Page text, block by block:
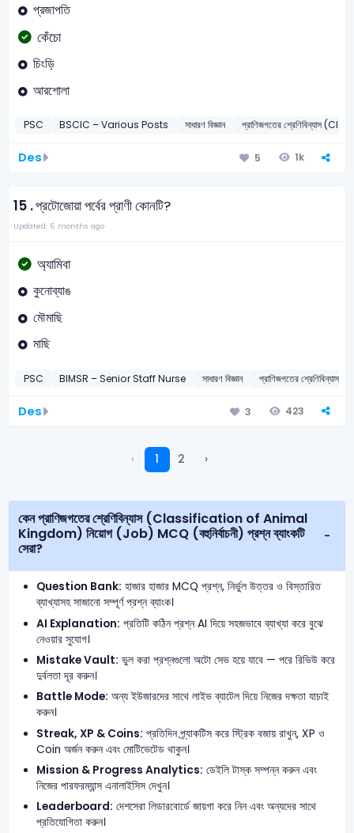
প্রজাপতি
কেঁচো
চিংড়ি
আরশোলা
PSC BSCIC – Various Posts সাধারণ বিজ্ঞান প্রাণিজগতের
Des 5 1k
15 .প্রটোজোয়া পর্বের প্রাণী কোনটি?
Updated: 6 months ago
অ্যামিবা
কুনোব্যাঙ
মৌমাছি
মাছি
PSC BIMSR – Senior Staff Nurse সাধারণ বিজ্ঞান প্রাণিজগতের
Des 3 423
‹ 1 2 ›
কেন প্রাণিজগতের শ্রেণিবিন্যাস (Classification of Animal
Kingdom) নিয়োগ (Job) MCQ (বহুনির্বাচনী) প্রশ্ন ব্যাংকটি
সেরা?
Question Bank: হাজার হাজার MCQ প্রশ্ন, নির্ভুল উত্তর ও বিস্তারিত
ব্যাখ্যাসহ সাজানো সম্পূর্ণ প্রশ্ন ব্যাংক।
AI Explanation: প্রতিটি কঠিন প্রশ্ন AI দিয়ে সহজভাবে ব্যাখ্যা করে বুঝে
নেওয়ার সুযোগ।
Mistake Vault: ভুল করা প্রশ্নগুলো অটো সেভ হয়ে যাবে — পরে রিভিউ করে
দুর্বলতা দূর করুন।
Battle Mode: অন্য ইউজারদের সাথে লাইভ ব্যাটেল দিয়ে নিজের দক্ষতা যাচাই
করুন।
Streak, XP & Coins: প্রতিদিন প্র্যাকটিস করে স্ট্রিক বজায় রাখুন, XP ও
Coin অর্জন করুন এবং মোটিভেটেড থাকুন।
Mission & Progress Analytics: ডেইলি টাস্ক সম্পন্ন করুন এবং
নিজের পারফরম্যান্স এনালাইসিস দেখুন।
Leaderboard: দেশসেরা লিডারবোর্ডে জায়গা করে নিন এবং অন্যদের সাথে
প্রতিযোগিতা করুন।